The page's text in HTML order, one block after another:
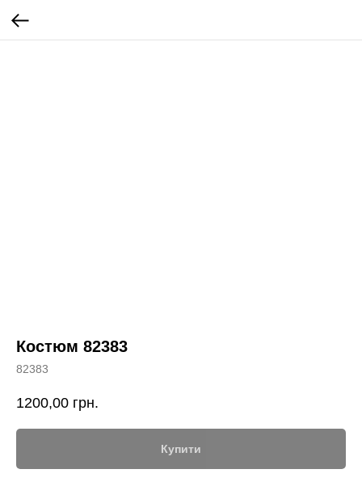
Костюм 82383
82383
1200,00 грн.
Купити